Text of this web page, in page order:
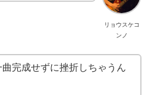
リョウスケコ
ンノ
完成せずに挫折しちゃうん